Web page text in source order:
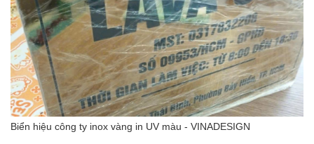
Biển hiệu công ty inox vàng in UV màu - VINADESIGN